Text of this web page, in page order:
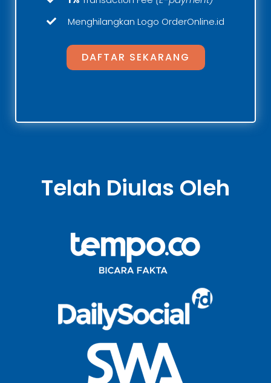
Menghilangkan Logo OrderOnline.id
DAFTAR SEKARANG
Telah Diulas Oleh